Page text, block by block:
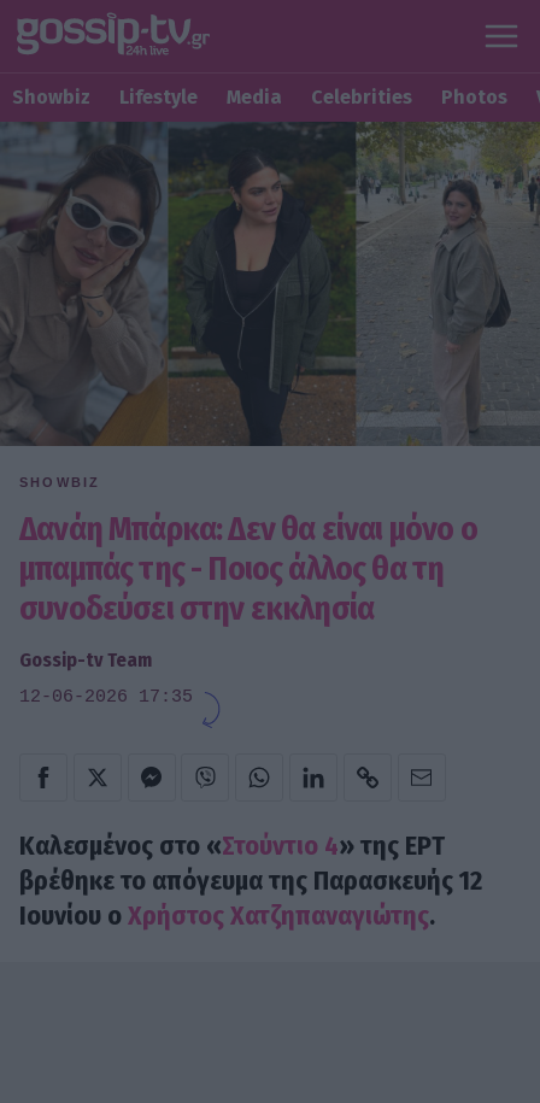
Showbiz Lifestyle Media Celebrities Photos
SHOWBIZ
Δανάη Μπάρκα: Δεν θα είναι μόνο ο
μπαμπάς της - Ποιος άλλος θα τη
συνοδεύσει στην εκκλησία
Gossip-tv Team
12-06-2026 17:35
Καλεσμένος στο «Στούντιο 4» της ΕΡΤ
βρέθηκε το απόγευμα της Παρασκευής 12
Ιουνίου οΧρήστος Χατζηπαναγιώτης.